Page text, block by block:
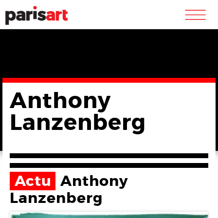
m
Anthony
Lanzenberg
Actu Anthony
Lanzenberg